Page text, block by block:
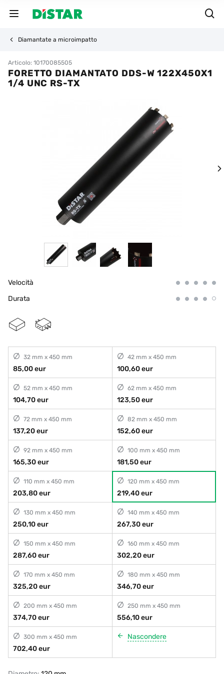
Diamantate a microimpatto
Articolo: 10170085505
FORETTO DIAMANTATO DDS-W 122X450X1
1/4 UNC RS-TX
Velocità
Durata
32 mm x 450 mm
85,00 eur
42 mm x 450 mm
100,60 eur
52 mm x 450 mm
104,70 eur
62 mm x 450 mm
123,50 eur
72 mm x 450 mm
137,20 eur
82 mm x 450 mm
152,60 eur
92 mm x 450 mm
165,30 eur
100 mm x 450 mm
181,50 eur
110 mm x 450 mm
203,80 eur
120 mm x 450 mm
219,40 eur
130 mm x 450 mm
250,10 eur
140 mm x 450 mm
267,30 eur
150 mm x 450 mm
287,60 eur
160 mm x 450 mm
302,20 eur
170 mm x 450 mm
325,20 eur
180 mm x 450 mm
346,70 eur
200 mm x 450 mm
374,70 eur
250 mm x 450 mm
556,10 eur
300 mm x 450 mm
702,40 eur
Nascondere